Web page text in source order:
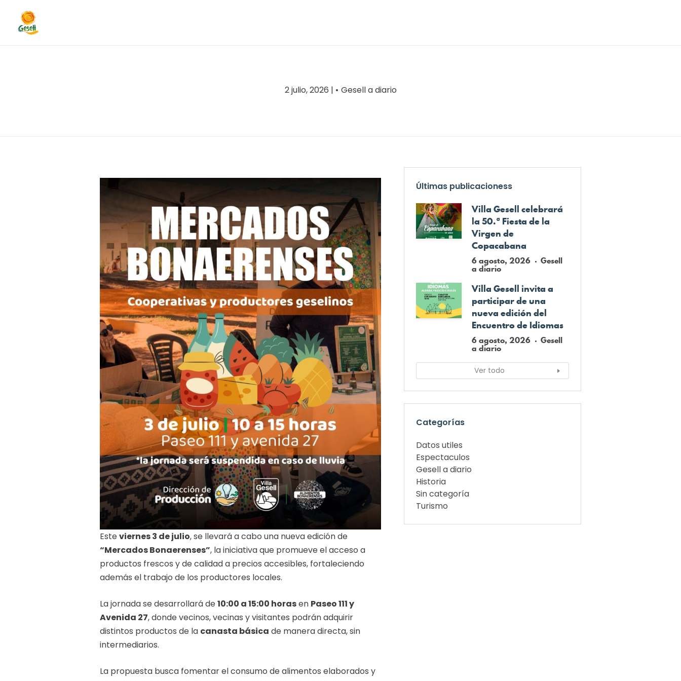
2 julio, 2026 | Gesell a diario
Esteviernes 3 de julio, se llevará a cabo una nueva edición de
“Mercados Bonaerenses”, la iniciativa que promueve el acceso a
productos frescos y de calidad a precios accesibles, fortaleciendo
además el trabajo de los productores locales.
La jornada se desarrollará de10:00 a 15:00 horasen Paseo 111 y
Avenida 27, donde vecinos, vecinas y visitantes podrán adquirir
distintos productos de la canasta básica de manera directa, sin
intermediarios.
La propuesta busca fomentar el consumo de alimentos elaborados y
Últimas publicacioness
Villa Gesell celebrará
la 50.ª Fiesta de la
Virgen de
Copacabana
6 agosto, 2026 Gesell
a diario
Villa Gesell invita a
participar de una
nueva edición del
Encuentro de Idiomas
6 agosto, 2026 Gesell
a diario
Ver todo
Categorías
Datos utiles
Espectaculos
Gesell a diario
Historia
Sin categoría
Turismo